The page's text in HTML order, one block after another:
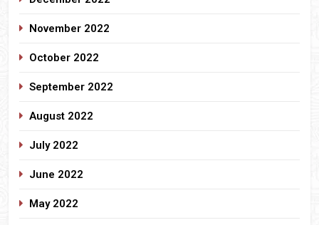
November 2022
October 2022
September 2022
August 2022
July 2022
June 2022
May 2022